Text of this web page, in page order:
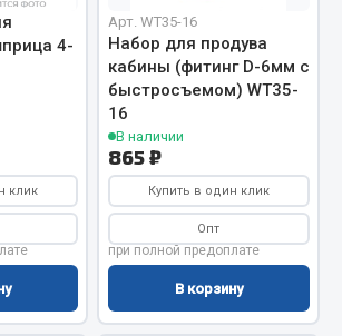
Показать ещё
4-
клик
Арт. WT35-16
Набор для продува
кабины (фитинг D-6мм с
быстросъемом) WT35-
16
В наличии
865 ₽
Купить в один клик
Опт
при полной предоплате
В корзину